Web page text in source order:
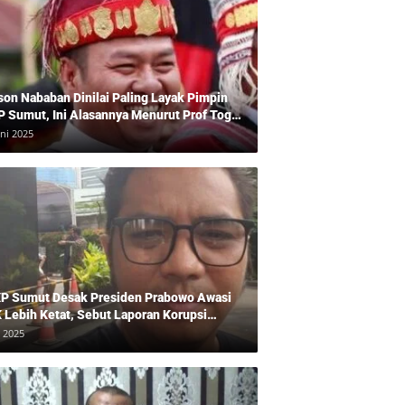
Nababan Dinilai Paling Layak Pimpin
Sumut, Ini Alasannya Menurut Prof Togu
2025
Sumut Desak Presiden Prabowo Awasi
Lebih Ketat, Sebut Laporan Korupsi
2025